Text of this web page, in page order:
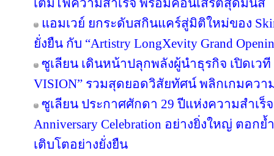
เติมไฟความสำเร็จ พร้อมคอนเสิร์ตสุดมันส์
แอมเวย์ ยกระดับสกินแคร์สู่มิติใหม่ของ
ยั่งยืน กับ “Artistry LongXevity Grand
ซูเลียน เดินหน้าปลุกพลังผู้นำธุรกิจ เปิดเวที
VISION” รวมสุดยอดวิสัยทัศน์ พลิกเกมคว
ซูเลียน ประกาศศักดา 29 ปีแห่งความสำเร็
Anniversary Celebration อย่างยิ่งใหญ่ ตอก
เติบโตอย่างยั่งยืน